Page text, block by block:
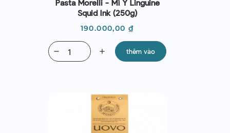
Pasta Morelli - Mì Ý Linguine
Squid Ink (250g)
Giá
190.000,00 ₫
add
remove thêm vào